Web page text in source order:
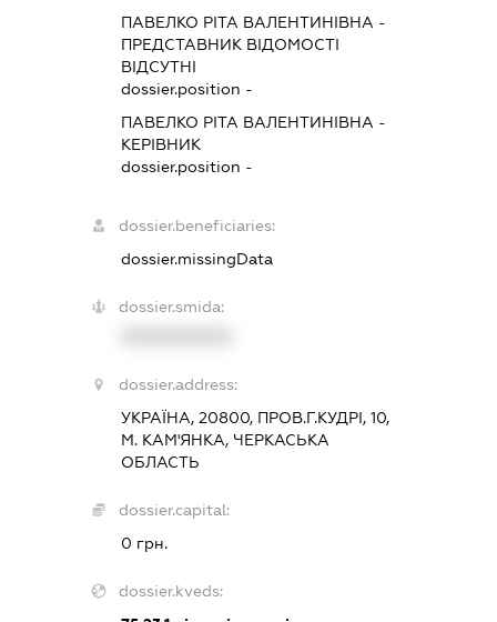
ПАВЕЛКО РІТА ВАЛЕНТИНІВНА -
ПРЕДСТАВНИК ВІДОМОСТІ
ВІДСУТНІ
dossier.position -
ПАВЕЛКО РІТА ВАЛЕНТИНІВНА -
КЕРІВНИК
dossier.position -
dossier.beneficiaries:
dossier.missingData
dossier.smida:
dossier.address:
УКРАЇНА, 20800, ПРОВ.Г.КУДРІ, 10,
М. КАМ'ЯНКА, ЧЕРКАСЬКА
ОБЛАСТЬ
dossier.capital:
0 грн.
dossier.kveds: